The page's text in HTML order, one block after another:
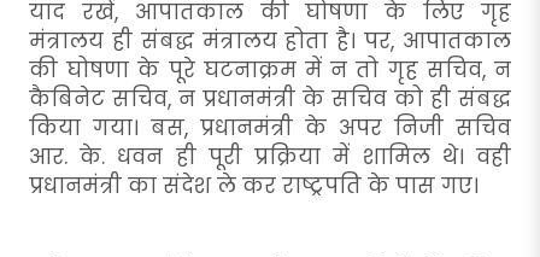
याद रखें, आपातकाल की घोषणा के लिए गृह
मंत्रालय ही संबद्ध मंत्रालय होता है। पर, आपातकाल
की घोषणा के पूरे घटनाक्रम में न तो गृह सचिव, न
कैबिनेट सचिव, न प्रधानमंत्री के सचिव को ही संबद्ध
किया गया। बस, प्रधानमंत्री के अपर निजी सचिव
आर. के. धवन ही पूरी प्रक्रिया में शामिल थे। वही
प्रधानमंत्री का संदेश ले कर राष्ट्रपति के पास गए।